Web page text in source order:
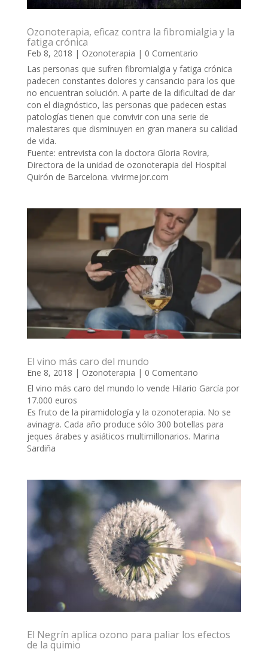
Ozonoterapia, eficaz contra la fibromialgia y la
fatiga crónica
Feb 8, 2018 | Ozonoterapia | 0 Comentario
Las personas que sufren fibromialgia y fatiga crónica
padecen constantes dolores y cansancio para los que
no encuentran solución. A parte de la dificultad de dar
con el diagnóstico, las personas que padecen estas
patologías tienen que convivir con una serie de
malestares que disminuyen en gran manera su calidad
de vida.
Fuente: entrevista con la doctora Gloria Rovira,
Directora de la unidad de ozonoterapia del Hospital
Quirón de Barcelona. vivirmejor.com
El vino más caro del mundo
Ene 8, 2018 | Ozonoterapia | 0 Comentario
El vino más caro del mundo lo vende Hilario García por
17.000 euros
Es fruto de la piramidología y la ozonoterapia. No se
avinagra. Cada año produce sólo 300 botellas para
jeques árabes y asiáticos multimillonarios. Marina
Sardiña
El Negrín aplica ozono para paliar los efectos
de la quimio